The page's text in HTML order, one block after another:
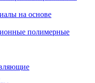
на основе
полимерные